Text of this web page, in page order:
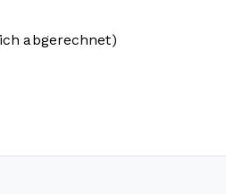
abgerechnet)